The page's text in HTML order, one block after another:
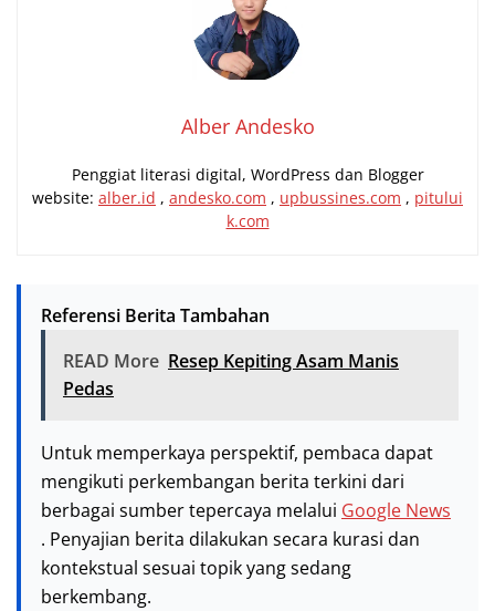
Alber Andesko
Penggiat literasi digital, WordPress dan Blogger
website: alber.id , andesko.com , upbussines.com , pitului
k.com
Referensi Berita Tambahan
READ More Resep Kepiting Asam Manis
Pedas
Untuk memperkaya perspektif, pembaca dapat
mengikuti perkembangan berita terkini dari
berbagai sumber tepercaya melalui Google News
. Penyajian berita dilakukan secara kurasi dan
kontekstual sesuai topik yang sedang
berkembang.